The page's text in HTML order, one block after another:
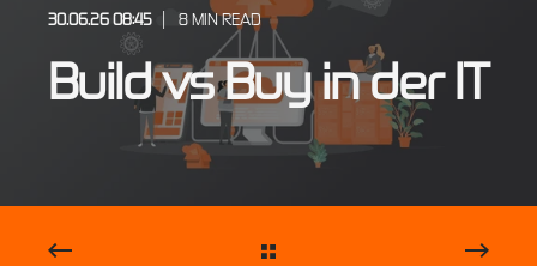
30.06.26 08:45 8 MIN READ
Build vs Buy in der IT